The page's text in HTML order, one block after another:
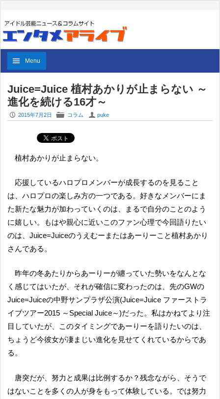
Menu
Juice=Juice 植村あかりが止まらない ～
進化を続ける16才～
P 2015年7月2日 F コラム U puke
植村あかりが止まらない。
応援しているハロプロメンバーが成長するのを見ること
は、ハロプロの楽しみ方の一つである。好きなメンバーにま
た新たな魅力が加わっていくのは、まるで自分のことのよう
に嬉しい。もはや親心に近いこのファン心理で今回語りたい
のは、Juice=Juiceのうえむーまたはあーりーこと植村あかり
さんである。
昨年の冬あたりからあーりーが纏っていた勢いをなんとな
く感じてはいたが、それが確信に変わったのは、先のGWの
Juice=Juiceの中野サンプラザ公演(Juice=Juice ファーストラ
イブツアー2015 ～Special Juice～)だった。私はかねてより注
目していたが、このタイミングであーりーを語りたいのは、
ちょうど今彼女が凄まじい進化を見せてくれているからであ
る。
唐突だが、努力と成果は比例するか？残念ながら、そうで
はないことを多くの人が身をもって体験している。では努力